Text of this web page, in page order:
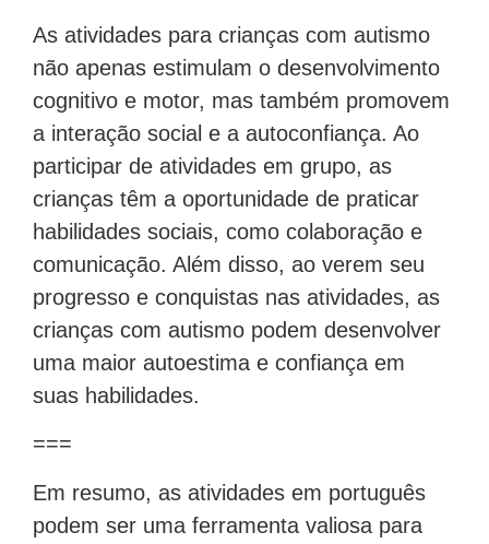
As atividades para crianças com autismo
não apenas estimulam o desenvolvimento
cognitivo e motor, mas também promovem
a interação social e a autoconfiança. Ao
participar de atividades em grupo, as
crianças têm a oportunidade de praticar
habilidades sociais, como colaboração e
comunicação. Além disso, ao verem seu
progresso e conquistas nas atividades, as
crianças com autismo podem desenvolver
uma maior autoestima e confiança em
suas habilidades.
===
Em resumo, as atividades em português
podem ser uma ferramenta valiosa para